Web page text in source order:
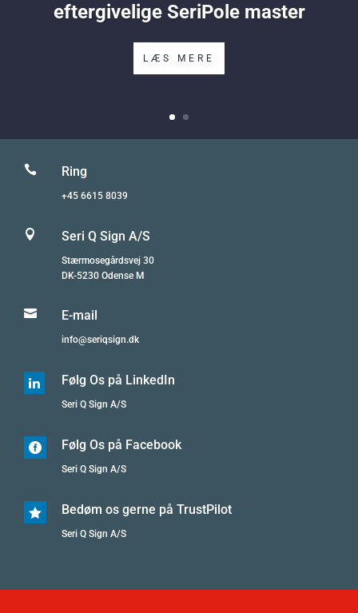
eftergivelige SeriPole master
LÆS MERE
 Ring
+45 6615 8039
 Seri Q Sign A/S
Stærmosegårdsvej 30
DK-5230 Odense M
 E-mail
info@seriqsign.dk
 Følg Os på LinkedIn
Seri Q Sign A/S
 Følg Os på Facebook
Seri Q Sign A/S
 Bedøm os gerne på TrustPilot
Seri Q Sign A/S